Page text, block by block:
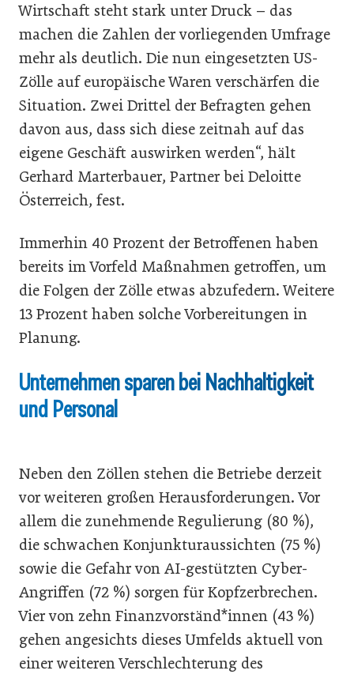
Wirtschaft steht stark unter Druck – das
machen die Zahlen der vorliegenden Umfrage
mehr als deutlich. Die nun eingesetzten US-
Zölle auf europäische Waren verschärfen die
Situation. Zwei Drittel der Befragten gehen
davon aus, dass sich diese zeitnah auf das
eigene Geschäft auswirken werden“, hält
Gerhard Marterbauer, Partner bei Deloitte
Österreich, fest.
Immerhin 40 Prozent der Betroffenen haben
bereits im Vorfeld Maßnahmen getroffen, um
die Folgen der Zölle etwas abzufedern. Weitere
13 Prozent haben solche Vorbereitungen in
Planung.
Unternehmen sparen bei Nachhaltigkeit
und Personal
Neben den Zöllen stehen die Betriebe derzeit
vor weiteren großen Herausforderungen. Vor
allem die zunehmende Regulierung (80 %),
die schwachen Konjunkturaussichten (75 %)
sowie die Gefahr von AI-gestützten Cyber-
Angriffen (72 %) sorgen für Kopfzerbrechen.
Vier von zehn Finanzvorständ*innen (43 %)
gehen angesichts dieses Umfelds aktuell von
einer weiteren Verschlechterung des